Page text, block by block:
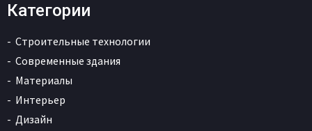
Категории
Строительные технологии
Современные здания
Материалы
Интерьер
Дизайн